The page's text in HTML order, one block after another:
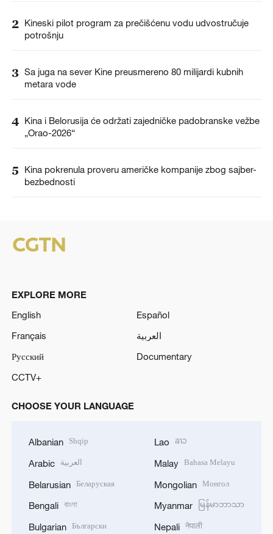
2 Kineski pilot program za prečišćenu vodu udvostručuje
potrošnju
3 Sa juga na sever Kine preusmereno 80 milijardi kubnih
metara vode
4 Kina i Belorusija će održati zajedničke padobranske vežbe
„Orao-2026“
5
Kina pokrenula proveru američke kompanije zbog sajber-
bezbednosti
EXPLORE MORE
English
Español
Français
العربية
Русский
Documentary
CCTV+
CHOOSE YOUR LANGUAGE
Albanian Shqip
Arabic العربية
Belarusian Беларуская
Bengali বাংলা
Bulgarian Български
Lao ລາວ
Malay Bahasa Melayu
Mongolian Монгол
Myanmar မြန်မာဘာသာ
Nepali नेपाली